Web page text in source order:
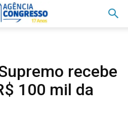
recebe
100 mil da